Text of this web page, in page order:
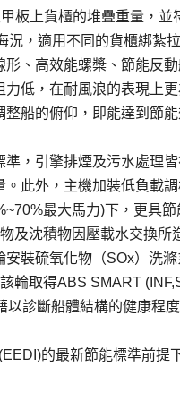
板上貨櫃的堆疊重量，
況，適用不同的貨櫃綁紮
、高效能螺槳、節能反
低，在耐風浪的表現上
船的俯仰，即能達到節能
，引擎排煙及污水處理
此外，主機加裝低負載
最大馬力)下，更具
及沈積物因壓載水交換
裝硫氧化物（SOx）洗
輪取得ABS SMART
以診斷船體結構的健康程
的最新節能標準前